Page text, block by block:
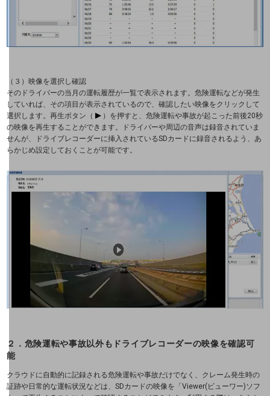
遠隔監視
自動化・省電化
人材不足解消
業種・業態で探す
業種・業態で探すTOP
自治体
一次産業
医療・介護
モビリティ
小売業
キーワードで探す
モバイルTOP
法人向けスマホ・携帯に関する、
（３）映像を選択し確認
そのドライバーの当月の運転履歴が一覧で表示されます。危険運転などが発生
していれば、その項目が表示されているので、確認したい映像をクリックして
選択します。再生ボタン（
）を押すと、危険運転や事故が起こった前後20秒
の映像を再生することができます。ドライバーや周辺の音声は録音されていま
せんが、ドライブレコーダーに挿入されているSDカードに録音されるよう、あ
らかじめ設定しておくことが可能です。
２．危険運転や事故以外もドライブレコーダーの映像を確認可
能
クラウドに自動的に記録される危険運転や事故だけでなく、クレーム発生時の
証跡や日常的な運転状況などは、SDカードの映像を「Viewer(ビューワー)ソフ